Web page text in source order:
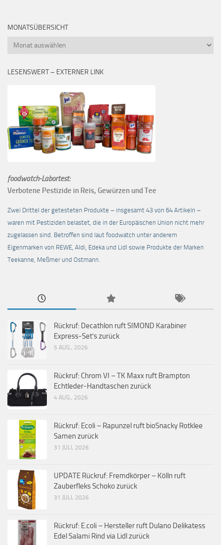
MONATSÜBERSICHT
Monatsübersicht
LESENSWERT – EXTERNER LINK
foodwatch-Labortest:
Verbotene Pestizide in Reis, Gewürzen und Tee
Zwei Drittel der getesteten Produkte – insgesamt 43 von 64 Artikeln –
waren mit Pestiziden belastet, die in der Europäischen Union nicht mehr
zugelassen sind. Betroffen sind laut foodwatch unter anderem
Eigenmarken von REWE, Aldi, Edeka und Lidl sowie Produkte der Marken
Teekanne, Meßmer und Ostmann.
Rückruf: Decathlon ruft SIMOND Karabiner
Express-Set’s zurück
5 AUG., 2026
Rückruf: Chrom VI – TK Maxx ruft Brampton
Echtleder-Handtaschen zurück
4 AUG., 2026
Rückruf: Ecoli – Rapunzel ruft bioSnacky Rotklee
Samen zurück
31 JULI, 2026
UPDATE Rückruf: Fremdkörper – Kölln ruft
Zauberfleks Schoko zurück
31 JULI, 2026
Rückruf: E.coli – Hersteller ruft Dulano Delikatess
Edel Salami Rind via Lidl zurück